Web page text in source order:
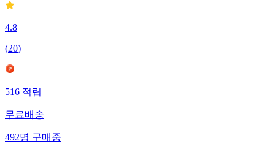
4.8
(20)
516적립
무료배송
492명구매중